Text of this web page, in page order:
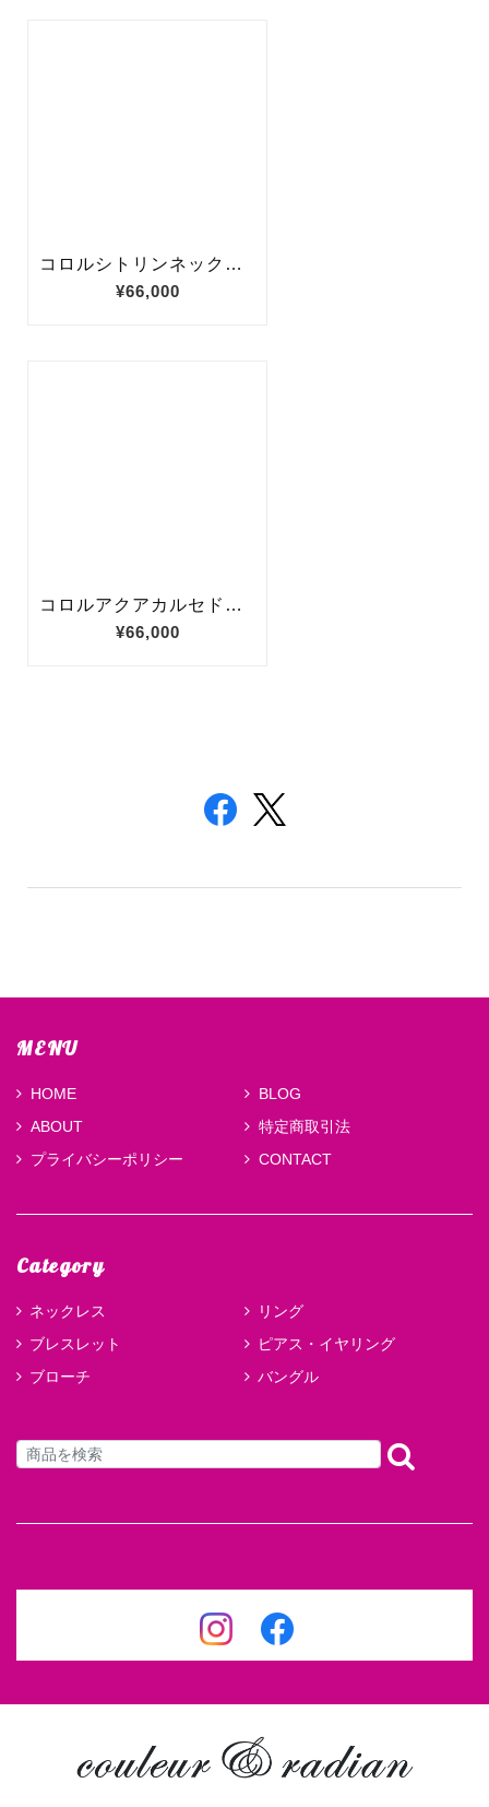
MENU
HOME
BLOG
ABOUT
特定商取引法
プライバシーポリシー
CONTACT
Category
ネックレス
リング
ブレスレット
ピアス・イヤリング
ブローチ
バングル